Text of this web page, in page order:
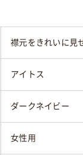
襟元をきれいに見
アイトス
ダークネイビー
女性用